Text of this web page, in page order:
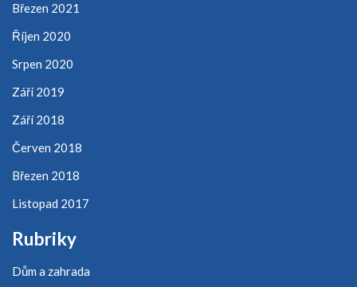
Březen 2021
Říjen 2020
Srpen 2020
Září 2019
Září 2018
Červen 2018
Březen 2018
Listopad 2017
Rubriky
Dům a zahrada